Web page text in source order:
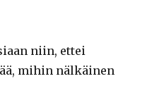
niin, ettei
mihin nälkäinen